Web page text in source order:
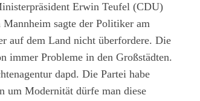
Erwin Teufel (CDU)
sagte der Politiker am
auf dem Land nicht überfordere. Die
immer Probleme in den Großstädten.
dapd. Die Partei habe
um Modernität dürfe man diese